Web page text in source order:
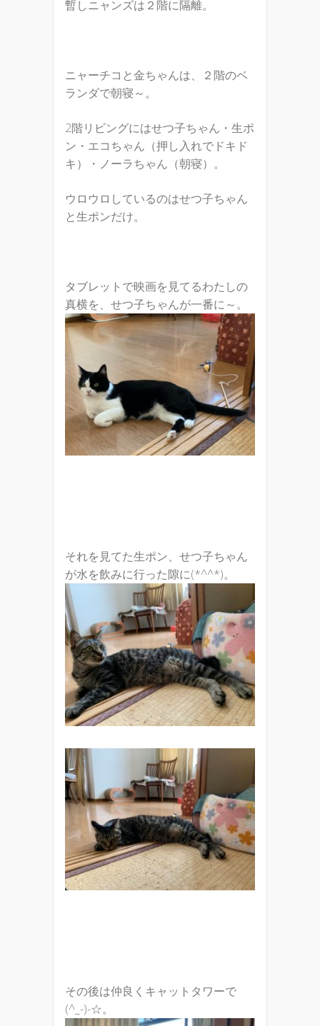
暫しニャンズは２階に隔離。
ニャーチコと金ちゃんは、２階のベ
ランダで朝寝～。
2階リビングにはせつ子ちゃん・生ポ
ン・エコちゃん（押し入れでドキド
キ）・ノーラちゃん（朝寝）。
ウロウロしているのはせつ子ちゃん
と生ポンだけ。
タブレットで映画を見てるわたしの
真横を、せつ子ちゃんが一番に～。
それを見てた生ポン、せつ子ちゃん
が水を飲みに行った隙に(*^^*)。
その後は仲良くキャットタワーで
(^_-)-☆。